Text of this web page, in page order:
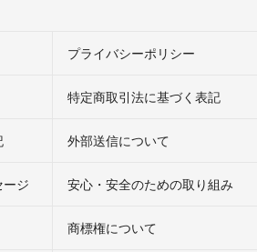
プライバシーポリシー
特定商取引法に基づく表記
外部送信について
ジ 安心・安全のための取り組み
商標権について